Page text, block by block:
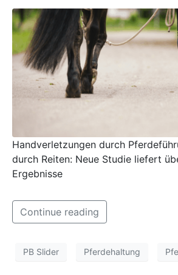
Handverletzungen durch
durch Reiten: Neue Studie liefert
Ergebnisse
Continue reading
PB Slider Pferdehaltung